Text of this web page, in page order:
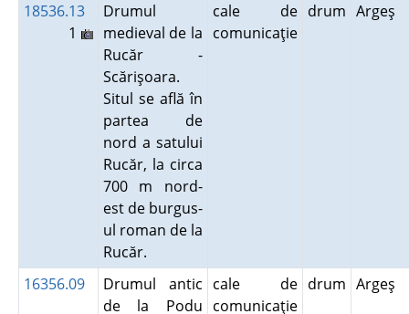
18536.13
1
Drumul
medieval de la
Rucăr -
Scărişoara.
Situl se află în
partea de
nord a satului
Rucăr, la circa
700 m nord-
est de burgus-
ul roman de la
Rucăr.
cale de
comunicaţie
drum Argeş
16356.09
Drumul antic
de la Podu
cale de
comunicaţie
drum Argeş